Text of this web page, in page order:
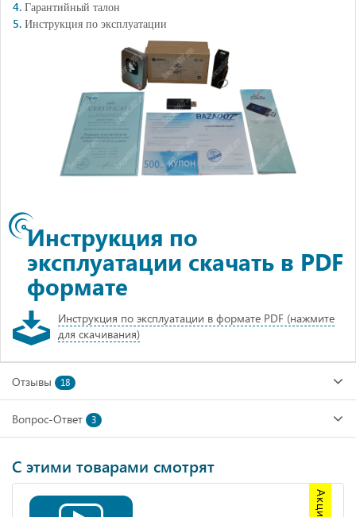
Гарантийный талон
Инструкция по эксплуатации
Инструкция по
эксплуатации скачать в PDF
формате
Инструкция по эксплуатации в формате PDF (нажмите
для скачивания)
Отзывы 18
Вопрос-Ответ 3
С этими товарами смотрят